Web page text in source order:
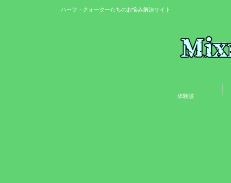
ハーフ・クォーターたちのお悩み解決サイト
体験談